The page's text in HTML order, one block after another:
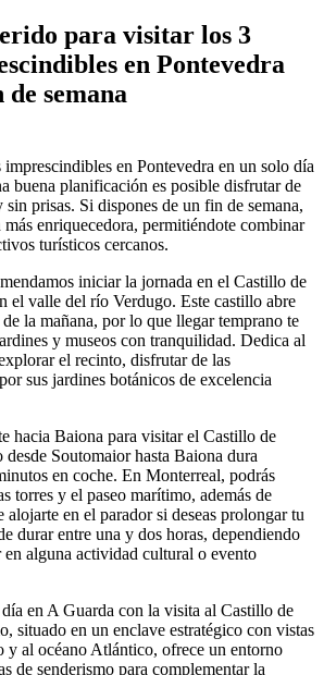
para visitar los 3
en Pontevedra
semana
en Pontevedra en un solo día
buena planificación es posible disfrutar de
prisas. Si dispones de un fin de semana,
más enriquecedora, permitiéndote combinar
turísticos cercanos.
iniciar la jornada en el Castillo de
el valle del río Verdugo. Este castillo abre
la mañana, por lo que llegar temprano te
y museos con tranquilidad. Dedica al
el recinto, disfrutar de las
sus jardines botánicos de excelencia
hacia Baiona para visitar el Castillo de
Soutomaior hasta Baiona dura
en coche. En Monterreal, podrás
torres y el paseo marítimo, además de
en el parador si deseas prolongar tu
durar entre una y dos horas, dependiendo
en alguna actividad cultural o evento
en A Guarda con la visita al Castillo de
situado en un enclave estratégico con vistas
y al océano Atlántico, ofrece un entorno
de senderismo para complementar la